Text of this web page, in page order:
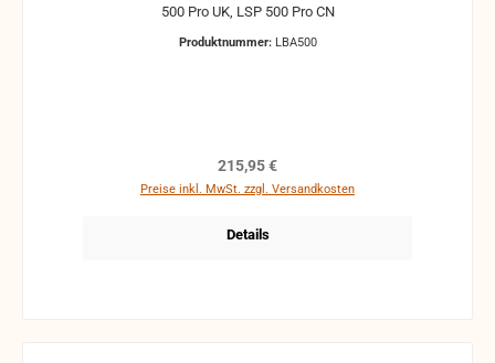
500 Pro UK, LSP 500 Pro CN
Produktnummer: LBA500
Regulärer Preis:
215,95 €
Preise inkl. MwSt. zzgl. Versandkosten
Details